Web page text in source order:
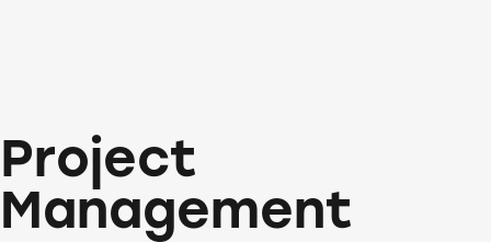
Project
Management